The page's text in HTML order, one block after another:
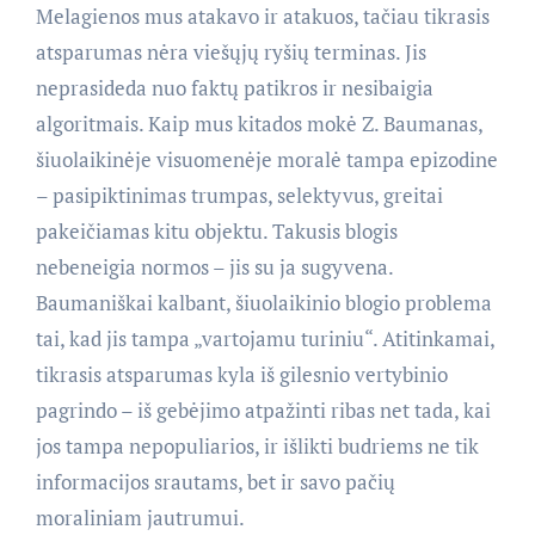
Melagienos mus atakavo ir atakuos, tačiau tikrasis
atsparumas nėra viešųjų ryšių terminas. Jis
neprasideda nuo faktų patikros ir nesibaigia
algoritmais. Kaip mus kitados mokė Z. Baumanas,
šiuolaikinėje visuomenėje moralė tampa epizodine
– pasipiktinimas trumpas, selektyvus, greitai
pakeičiamas kitu objektu. Takusis blogis
nebeneigia normos – jis su ja sugyvena.
Baumaniškai kalbant, šiuolaikinio blogio problema
tai, kad jis tampa „vartojamu turiniu“. Atitinkamai,
tikrasis atsparumas kyla iš gilesnio vertybinio
pagrindo – iš gebėjimo atpažinti ribas net tada, kai
jos tampa nepopuliarios, ir išlikti budriems ne tik
informacijos srautams, bet ir savo pačių
moraliniam jautrumui.